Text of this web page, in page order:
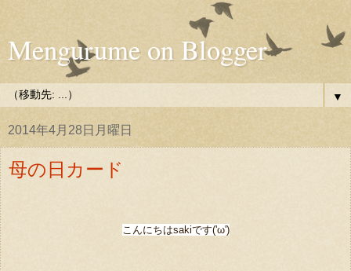
Mengurume on Blogger
▼
2014年4月28日月曜日
母の日カード
こんにちはsakiです('ω')